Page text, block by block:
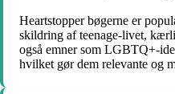
Heartstopper bøgerne er
skildring af teenage-livet,
også emner som LGBTQ+-
hvilket gør dem relevante og